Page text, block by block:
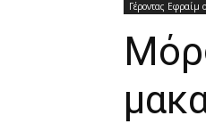
Γέροντας Εφραίμ